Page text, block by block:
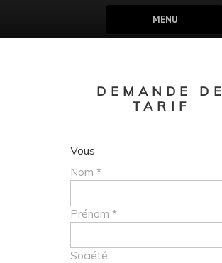
MENU
DEMANDE DE
TARIF
Vous
Nom *
Prénom *
Société